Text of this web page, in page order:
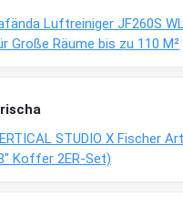
Luftreiniger JF260S
Große Räume bis zu 110 M²
STUDIO X Fischer
Koffer 2ER-Set)